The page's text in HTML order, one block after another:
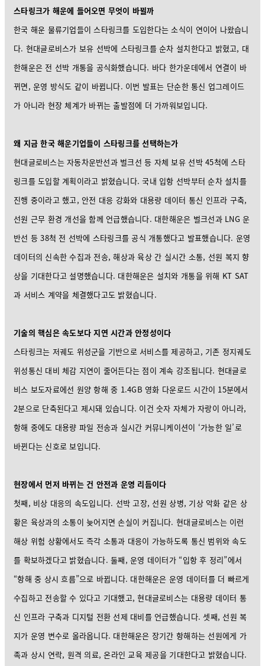
스타링크가 해운에 들어오면 무엇이 바뀔까
한국 해운 물류기업들이 스타링크를 도입한다는 소식이 연이어 나왔습니
다. 현대글로비스가 보유 선박에 스타링크를 순차 설치한다고 밝혔고, 대
한해운은 전 선박 개통을 공식화했습니다. 바다 한가운데에서 연결이 바
뀌면, 운영 방식도 같이 바뀝니다. 이번 발표는 단순한 통신 업그레이드
가 아니라 현장 체계가 바뀌는 출발점에 더 가까워보입니다.
왜 지금 한국 해운기업들이 스타링크를 선택하는가
현대글로비스는 자동차운반선과 벌크선 등 자체 보유 선박 45척에 스타
링크를 도입할 계획이라고 밝혔습니다. 국내 입항 선박부터 순차 설치를
진행 중이라고 했고, 안전 대응 강화와 대용량 데이터 통신 인프라 구축,
선원 근무 환경 개선을 함께 언급했습니다. 대한해운은 벌크선과 LNG 운
반선 등 38척 전 선박에 스타링크를 공식 개통했다고 발표했습니다. 운영
데이터의 신속한 수집과 전송, 해상과 육상 간 실시간 소통, 선원 복지 향
상을 기대한다고 설명했습니다. 대한해운은 설치와 개통을 위해 KT SAT
과 서비스 계약을 체결했다고도 밝혔습니다.
기술의 핵심은 속도보다 지연 시간과 안정성이다
스타링크는 저궤도 위성군을 기반으로 서비스를 제공하고, 기존 정지궤도
위성통신 대비 체감 지연이 줄어든다는 점이 계속 강조됩니다. 현대글로
비스 보도자료에선 원양 항해 중 1.4GB 영화 다운로드 시간이 15분에서
2분으로 단축된다고 제시돼 있습니다. 이건 숫자 자체가 자랑이 아니라,
항해 중에도 대용량 파일 전송과 실시간 커뮤니케이션이 ‘가능한 일’로
바뀐다는 신호로 보입니다.
현장에서 먼저 바뀌는 건 안전과 운영 리듬이다
첫째, 비상 대응의 속도입니다. 선박 고장, 선원 상병, 기상 악화 같은 상
황은 육상과의 소통이 늦어지면 손실이 커집니다. 현대글로비스는 이런
해상 위험 상황에서도 즉각 소통과 대응이 가능하도록 통신 범위와 속도
를 확보하겠다고 밝혔습니다. 둘째, 운영 데이터가 “입항 후 정리”에서
“항해 중 상시 흐름”으로 바뀝니다. 대한해운은 운영 데이터를 더 빠르게
수집하고 전송할 수 있다고 기대했고, 현대글로비스는 대용량 데이터 통
신 인프라 구축과 디지털 전환 선제 대비를 언급했습니다. 셋째, 선원 복
지가 운영 변수로 올라옵니다. 대한해운은 장기간 항해하는 선원에게 가
족과 상시 연락, 원격 의료, 온라인 교육 제공을 기대한다고 밝혔습니다.